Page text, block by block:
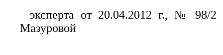
эксперта от 20.04.2012 г., № 98/
Мазуровой